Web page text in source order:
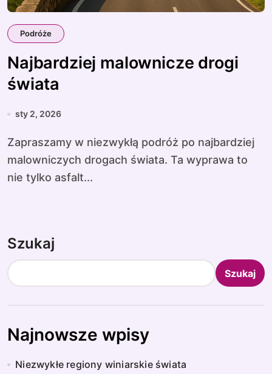
Podróże
Najbardziej malownicze drogi
świata
sty 2, 2026
Zapraszamy w niezwykłą podróż po najbardziej
malowniczych drogach świata. Ta wyprawa to
nie tylko asfalt...
Szukaj
Szukaj
Najnowsze wpisy
Niezwykłe regiony winiarskie świata